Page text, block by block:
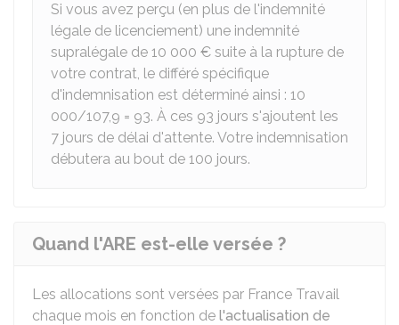
Si vous avez perçu (en plus de l'indemnité
légale de licenciement) une indemnité
supralégale de 10 000 € suite à la rupture de
votre contrat, le différé spécifique
d'indemnisation est déterminé ainsi : 10
000/107,9 = 93. À ces 93 jours s'ajoutent les
7 jours de délai d'attente. Votre indemnisation
débutera au bout de 100 jours.
Quand l'ARE est-elle versée ?
Les allocations sont versées par France Travail
chaque mois en fonction de l'actualisation de